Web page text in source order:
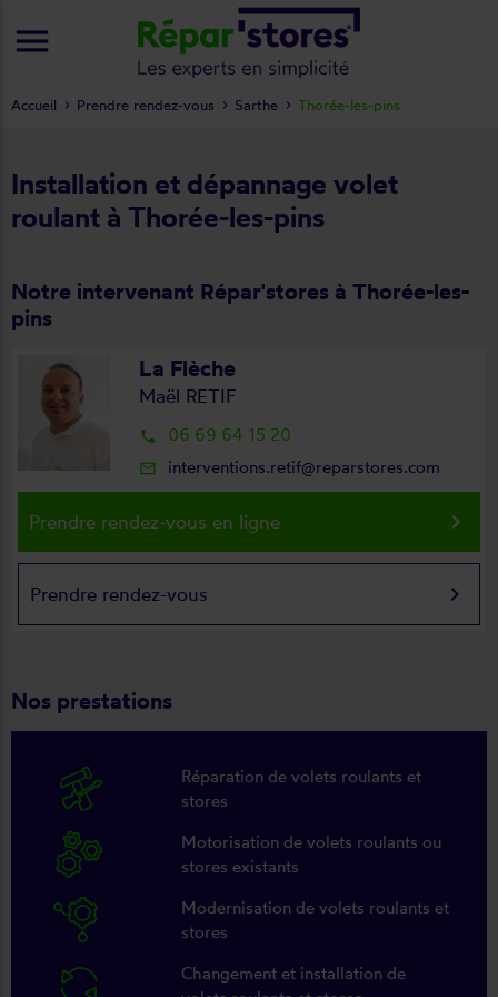
Installation et dépannage volet
roulant à Thorée-les-pins
Notre intervenant Répar'stores à Thorée-les-
pins
La Flèche
Maël RETIF
local_phone 06 69 64 15 20
mail_outline interventions.retif@reparstores.com
Prendre rendez-vous en ligne keyboard_arrow_right
Prendre rendez-vous keyboard_arrow_right
Nos prestations
Réparation de volets roulants et
stores
Motorisation de volets roulants ou
stores existants
Modernisation de volets roulants et
stores
Changement et installation de
Accueil Prendre rendez-vous Sarthe Thorée-les-pins
menu